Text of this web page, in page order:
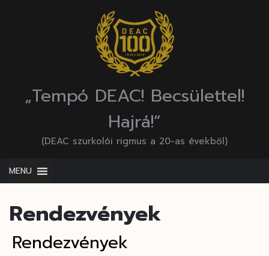
„Tempó DEAC! Becsülettel!
Hajrá!”
(DEAC szurkolói rigmus a 20-as évekből)
MENU
Rendezvények
Rendezvények